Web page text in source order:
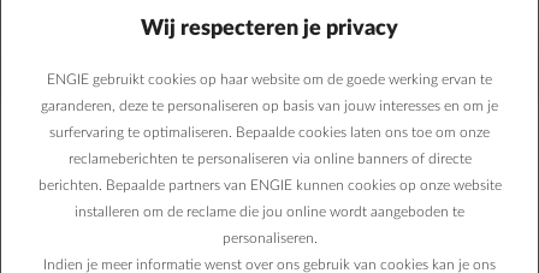
Als je een laadsessie start en naar het scherm voor snelle
laadinstellingen gaat, zie je daar een tegel met 'laden pauzeren tot'.
Met deze tegel kun je instellen dat het laden niet begint voordat
een bepaald tijdstip is bereikt. Handig in Vlaanderen met het
capaciteitstarief! Stel dat je weet dat er al apparaten zoals de
wasmachine, droogkast of inductiekookplaat aanstaan op een
bepaald uur, dan kun je hiermee ervoor zorgen dat het opladen pas
Wij respecteren je privacy
ENGIE gebruikt cookies op haar website om de goede werking ervan te
garanderen, deze te personaliseren op basis van jouw interesses en om je
surfervaring te optimaliseren. Bepaalde cookies laten ons toe om onze
reclameberichten te personaliseren via online banners of directe
berichten. Bepaalde partners van ENGIE kunnen cookies op onze website
installeren om de reclame die jou online wordt aangeboden te
personaliseren.
Indien je meer informatie wenst over ons gebruik van cookies kan je ons